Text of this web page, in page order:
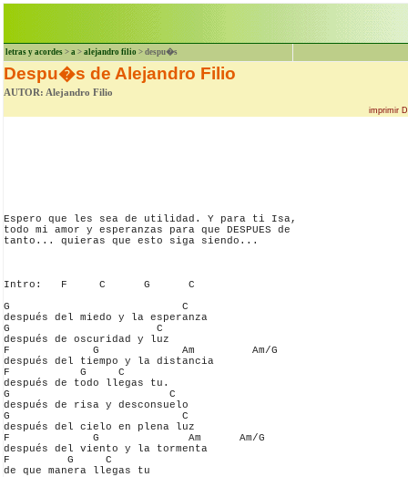
letras y acordes > a > alejandro filio > despu�s
Despu�s de Alejandro Filio
AUTOR: Alejandro Filio
imprimir
Espero que les sea de utilidad. Y para ti Isa,
todo mi amor y esperanzas para que DESPUES de
tanto... quieras que esto siga siendo...
Intro:   F     C      G      C
G                           C
después del miedo y la esperanza
G                       C
después de oscuridad y luz
F             G             Am         Am/G
después del tiempo y la distancia
F           G     C
después de todo llegas tu.
G                         C
después de risa y desconsuelo
G                           C
después del cielo en plena luz
F             G              Am      Am/G
después del viento y la tormenta
F         G     C
de que manera llegas tu